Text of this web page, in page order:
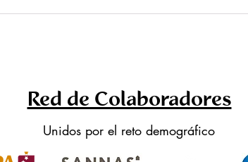
Red de Colaboradores
Unidos por el reto demográfico